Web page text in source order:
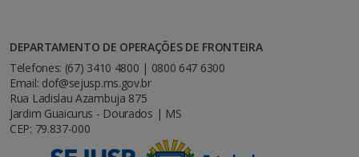
DEPARTAMENTO DE OPERAÇÕES DE FRONTEIRA
Telefones: (67) 3410 4800 | 0800 647 6300
Email: dof@sejusp.ms.gov.br
Rua Ladislau Azambuja 875
Jardim Guaicurus - Dourados | MS
CEP: 79.837-000